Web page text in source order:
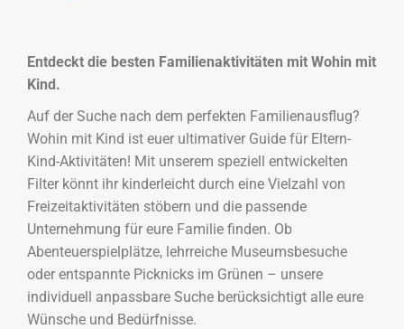
Entdeckt die besten Familienaktivitäten mit Wohin mit
Kind.
Auf der Suche nach dem perfekten Familienausflug?
Wohin mit Kind ist euer ultimativer Guide für Eltern-
Kind-Aktivitäten! Mit unserem speziell entwickelten
Filter könnt ihr kinderleicht durch eine Vielzahl von
Freizeitaktivitäten stöbern und die passende
Unternehmung für eure Familie finden. Ob
Abenteuerspielplätze, lehrreiche Museumsbesuche
oder entspannte Picknicks im Grünen – unsere
individuell anpassbare Suche berücksichtigt alle eure
Wünsche und Bedürfnisse.